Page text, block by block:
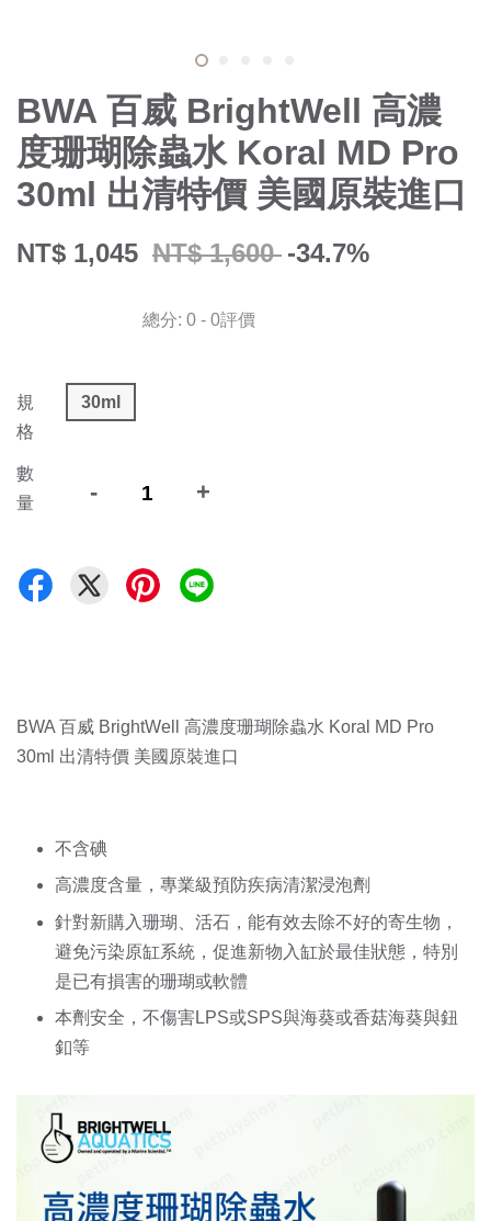
BWA 百威 BrightWell 高濃
度珊瑚除蟲水 Koral MD Pro
30ml 出清特價 美國原裝進口
NT$ 1,045 NT$ 1,600 -34.7%
總分: 0 - 0評價
規
格
30ml
數
量
- +
BWA 百威 BrightWell 高濃度珊瑚除蟲水 Koral MD Pro
30ml 出清特價 美國原裝進口
不含碘
高濃度含量，專業級預防疾病清潔浸泡劑
針對新購入珊瑚、活石，能有效去除不好的寄生物，
避免污染原缸系統，促進新物入缸於最佳狀態，特別
是已有損害的珊瑚或軟體
本劑安全，不傷害LPS或SPS與海葵或香菇海葵與鈕
釦等